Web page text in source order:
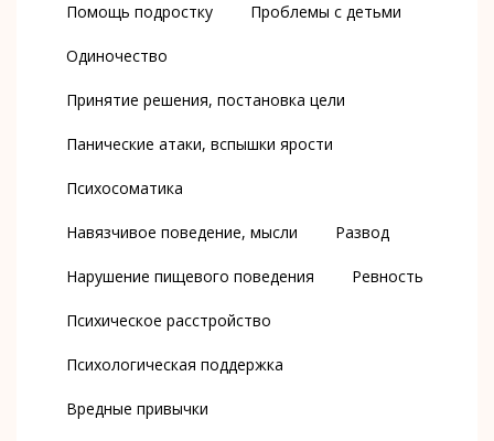
Помощь подростку Проблемы с детьми
Одиночество
Принятие решения, постановка цели
Панические атаки, вспышки ярости
Психосоматика
Навязчивое поведение, мысли Развод
Нарушение пищевого поведения Ревность
Психическое расстройство
Психологическая поддержка
Вредные привычки